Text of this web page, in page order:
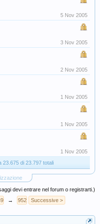
5 Nov 2005
3 Nov 2005
2 Nov 2005
1 Nov 2005
1 Nov 2005
1 Nov 2005
23.675 di 23.797 totali
devi entrare nel forum o registrarti.)
→ 952 Successive >